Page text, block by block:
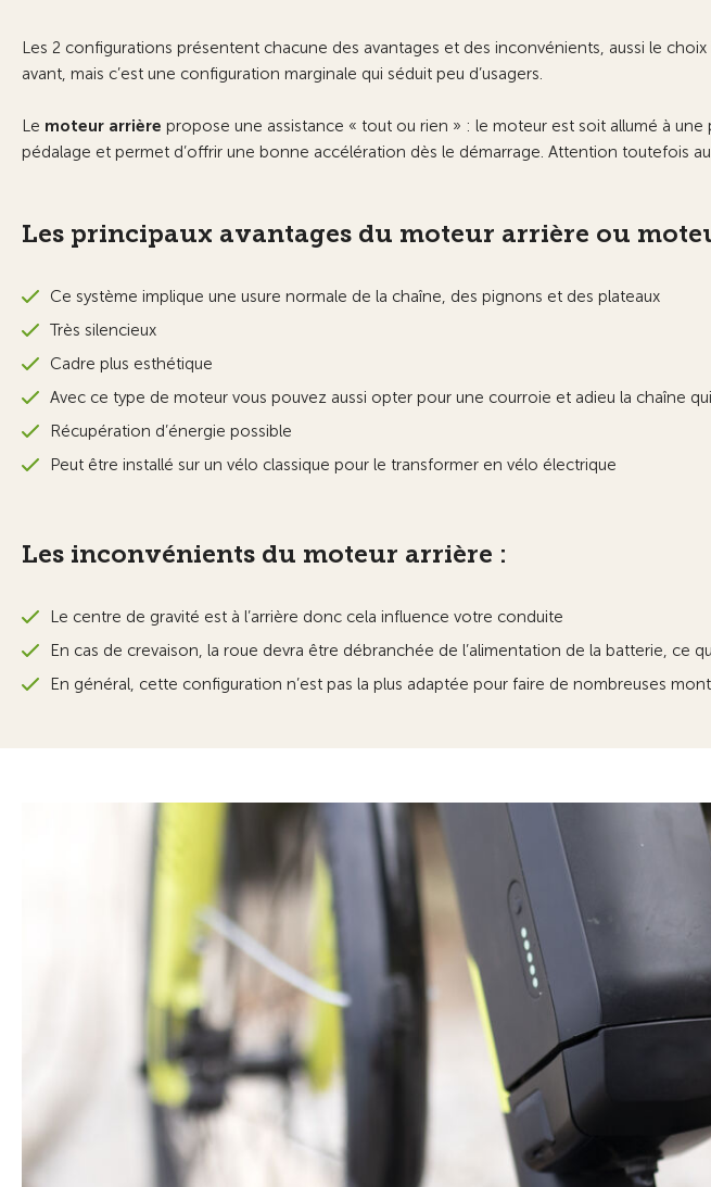
Les 2 configurations présentent chacune des avantages et des inconvénients, aussi le
avant, mais c’est une configuration marginale qui séduit peu d’usagers.
Le moteur arrière propose une assistance « tout ou rien » : le moteur est soit allumé à
pédalage et permet d’offrir une bonne accélération dès le démarrage. Attention toutefois
Les principaux avantages du moteur arrière ou
Ce système implique une usure normale de la chaîne, des pignons et des plateaux
Très silencieux
Cadre plus esthétique
Avec ce type de moteur vous pouvez aussi opter pour une courroie et adieu la chaîne
Récupération d’énergie possible
Peut être installé sur un vélo classique pour le transformer en vélo électrique
Les inconvénients du moteur arrière :
Le centre de gravité est à l’arrière donc cela influence votre conduite
En cas de crevaison, la roue devra être débranchée de l’alimentation de la batterie, ce
En général, cette configuration n’est pas la plus adaptée pour faire de nombreuses